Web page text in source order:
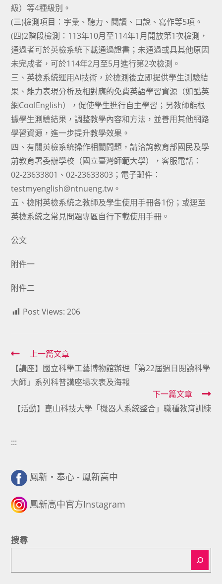
級）等4種級別。
(三)檢測項目：字彙、聽力、閱讀、口說、寫作等5項。
(四)2階段檢測：113年10月至114年1月開放第1次檢測，
通過者可於英檢系統下載通過證書；未通過或具其他原因
未完成者，可於114年2月至5月進行第2次檢測。
三、英檢系統運用AI技術，於檢測後立即提供學生測驗結
果、能力表現分析及相對應的免費英語學習資源（如酷英
網CoolEnglish），促使學生進行自主學習；另教師能根
據學生測驗結果，調整教學內容和方法，並善用其他網路
學習資源，進一步提升教學效果。
四、有關英檢系統操作相關問題，請洽詢教育部國民及學
前教育署委辦學校（國立臺灣師範大學），客服電話：
02-23633801、02-23633803；電子郵件：
testmyenglish@ntnueng.tw。
五、檢附英檢系統之教師及學生使用手冊各1份；或逕至
英檢系統之常見問題專區自行下載使用手冊。
公文
附件一
附件二
Post Views: 206
Read
more
articles
上一篇文章
【講座】國立科學工藝博物館辦理「第22屆週日閱讀科學
大師」系列科普講座場次表及海報
下一篇文章
【活動】崑山科技大學「機器人系統整合」職種教育訓練
:::
鳳新・奉心 - 鳳新高中
鳳新高中官方Instagram
搜尋